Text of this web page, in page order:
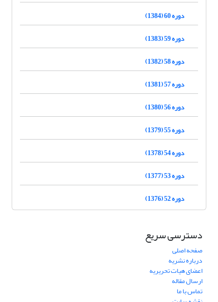
دوره 60 (1384)
دوره 59 (1383)
دوره 58 (1382)
دوره 57 (1381)
دوره 56 (1380)
دوره 55 (1379)
دوره 54 (1378)
دوره 53 (1377)
دوره 52 (1376)
دسترسی سریع
صفحه اصلی
درباره نشریه
اعضای هیات تحریریه
ارسال مقاله
تماس با ما